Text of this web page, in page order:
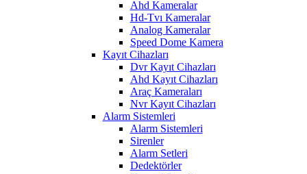
Ahd Kameralar
Hd-Tvı Kameralar
Analog Kameralar
Speed Dome Kamera
Kayıt Cihazları
Dvr Kayıt Cihazları
Ahd Kayıt Cihazları
Araç Kameraları
Nvr Kayıt Cihazları
Alarm Sistemleri
Alarm Sistemleri
Sirenler
Alarm Setleri
Dedektörler